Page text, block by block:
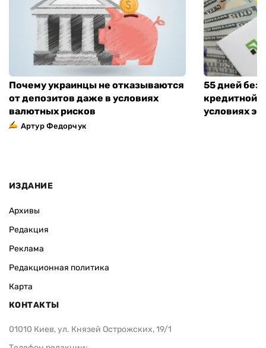
Почему украинцы не отказываются
от депозитов даже в условиях
валютных рисков
Артур Федорчук
55 дней без
кредитной
условиях
ИЗДАНИЕ
Архивы
Редакция
Реклама
Редакционная политика
Карта
КОНТАКТЫ
01010 Киев, ул. Князей Острожских, 19/1